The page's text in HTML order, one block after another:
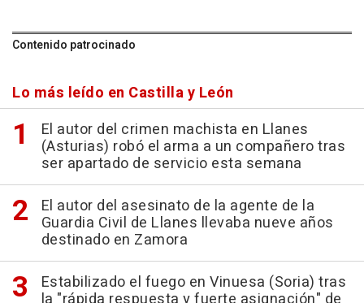
Contenido patrocinado
Lo más leído en Castilla y León
El autor del crimen machista en Llanes
(Asturias) robó el arma a un compañero tras
ser apartado de servicio esta semana
El autor del asesinato de la agente de la
Guardia Civil de Llanes llevaba nueve años
destinado en Zamora
Estabilizado el fuego en Vinuesa (Soria) tras